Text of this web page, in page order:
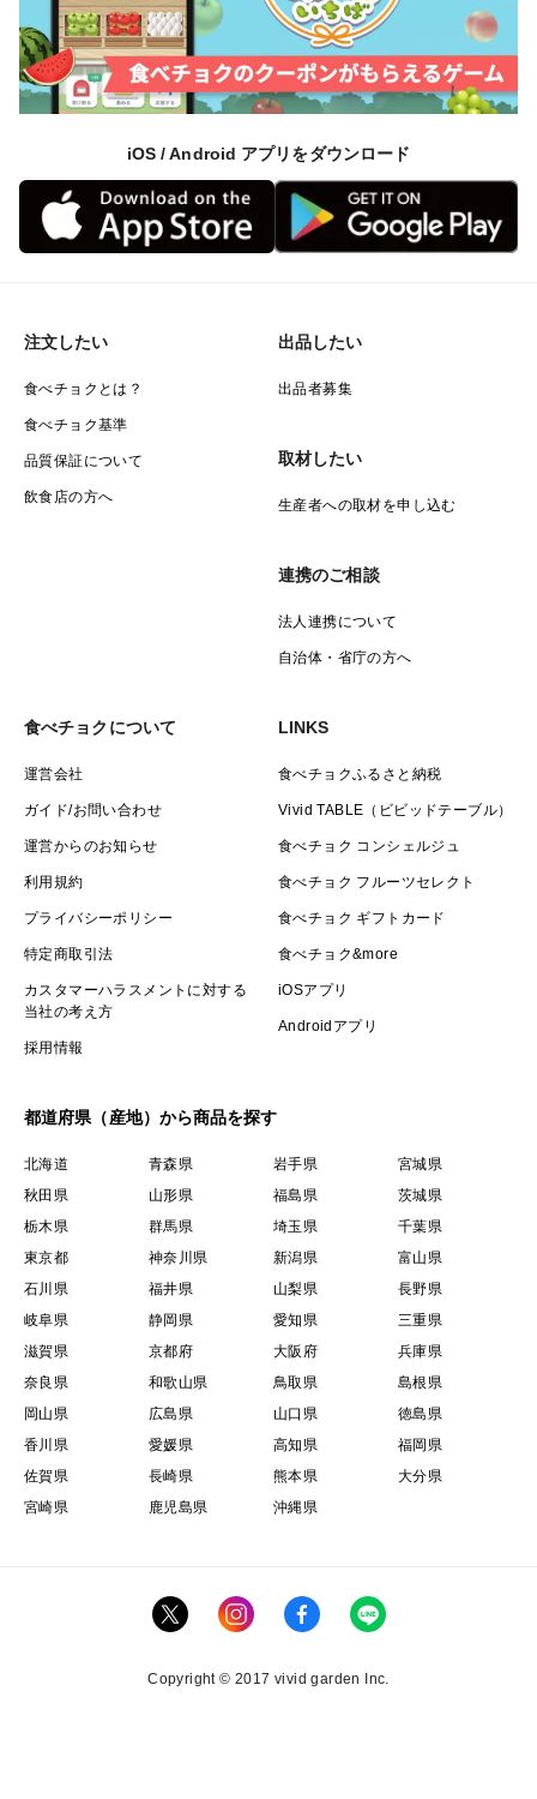
iOS / Android アプリをダウンロード
注文したい
食べチョクとは？
食べチョク基準
品質保証について
飲食店の方へ
出品したい
出品者募集
取材したい
生産者への取材を申し込む
連携のご相談
法人連携について
自治体・省庁の方へ
食べチョクについて
運営会社
ガイド/お問い合わせ
運営からのお知らせ
利用規約
プライバシーポリシー
特定商取引法
カスタマーハラスメントに対する
当社の考え方
採用情報
LINKS
食べチョクふるさと納税
Vivid TABLE（ビビッドテーブル）
食べチョク コンシェルジュ
食べチョク フルーツセレクト
食べチョク ギフトカード
食べチョク&more
iOSアプリ
Androidアプリ
都道府県（産地）から商品を探す
北海道 青森県 岩手県
宮城県
秋田県
山形県 福島県
茨城県
栃木県
群馬県 埼玉県
千葉県
東京都
神奈川県 新潟県
富山県
石川県
福井県 山梨県
長野県
岐阜県
静岡県 愛知県
三重県
滋賀県
京都府 大阪府
兵庫県
奈良県
和歌山県 鳥取県
島根県
岡山県
広島県 山口県
徳島県
香川県
愛媛県 高知県
福岡県
佐賀県
長崎県 熊本県
大分県
宮崎県
鹿児島県 沖縄県
Copyright © 2017 vivid garden Inc.